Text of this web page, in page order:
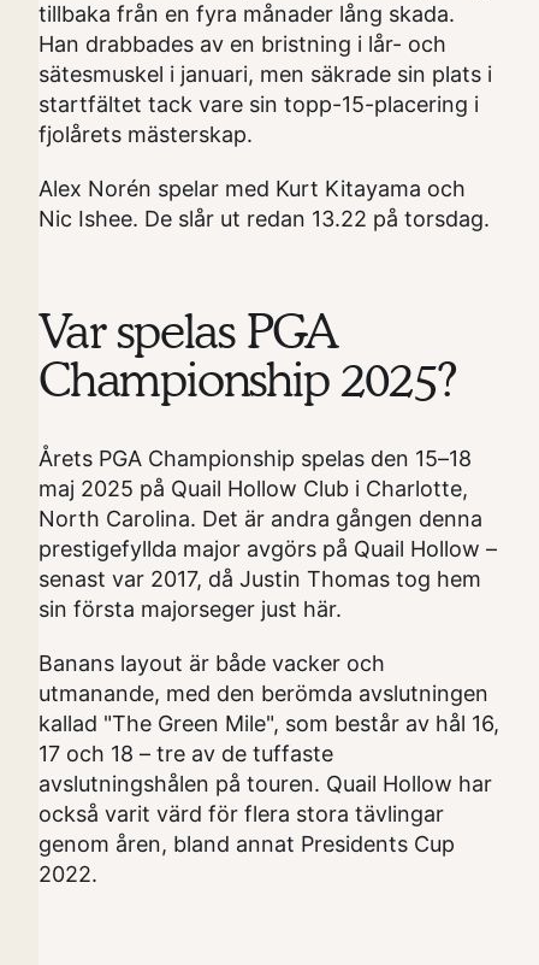
tillbaka från en fyra månader lång skada.
Han drabbades av en bristning i lår- och
sätesmuskel i januari, men säkrade sin plats i
startfältet tack vare sin topp-15-placering i
fjolårets mästerskap.
Alex Norén spelar med Kurt Kitayama och
Nic Ishee. De slår ut redan 13.22 på torsdag.
Var spelas PGA
Championship 2025?
Årets PGA Championship spelas den 15–18
maj 2025 på Quail Hollow Club i Charlotte,
North Carolina. Det är andra gången denna
prestigefyllda major avgörs på Quail Hollow –
senast var 2017, då Justin Thomas tog hem
sin första majorseger just här.
Banans layout är både vacker och
utmanande, med den berömda avslutningen
kallad "The Green Mile", som består av hål 16,
17 och 18 – tre av de tuffaste
avslutningshålen på touren. Quail Hollow har
också varit värd för flera stora tävlingar
genom åren, bland annat Presidents Cup
2022.